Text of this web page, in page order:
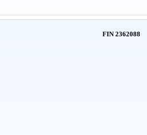
FIN 2362088